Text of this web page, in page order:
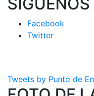
Facebook
Twitter
Tweets by Punto de